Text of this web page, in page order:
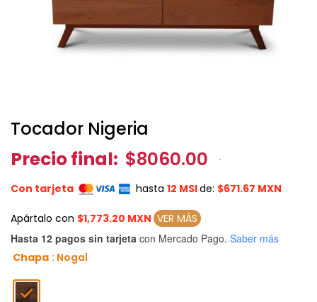
Tocador Nigeria
Precio final: $8060.00
Con tarjeta hasta 12 MSIde: $671.67 MXN
Apártalo con $1,773.20 MXN VER MÁS
Hasta 12 pagos sin tarjeta con Mercado Pago. Saber más
Chapa : Nogal